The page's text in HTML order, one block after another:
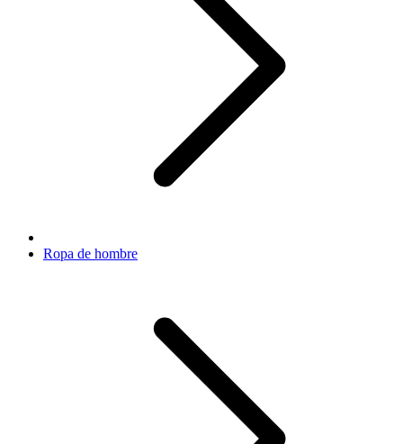
Ropa de hombre